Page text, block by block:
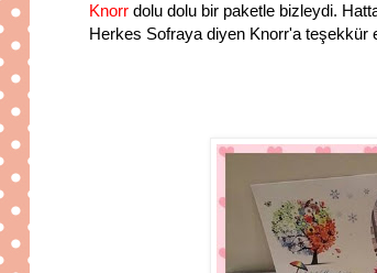
Knorr dolu dolu bir paketle bizleydi.
Herkes Sofraya diyen Knorr'a teşekkür